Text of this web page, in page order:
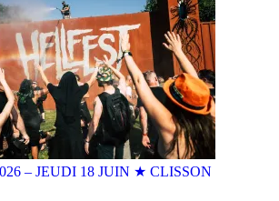
– JEUDI 18 JUIN ★ CLISSON